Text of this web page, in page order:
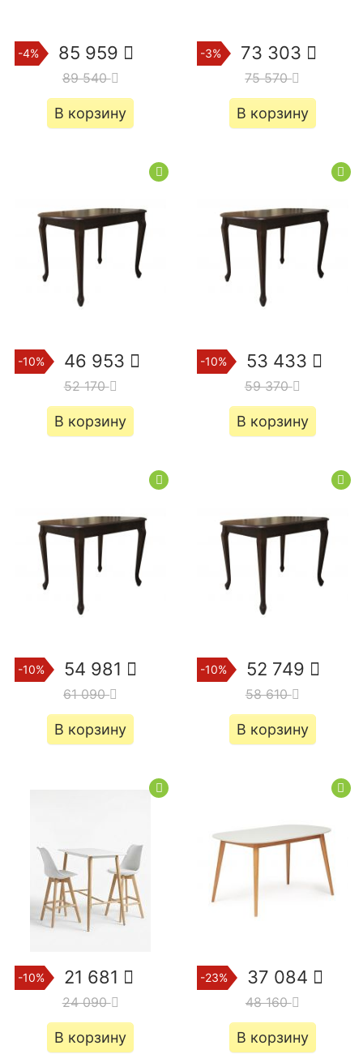
-4% 85 959
89 540
В корзину
-3% 73 303
75 570
В корзину
-10% 46 953
52 170
В корзину
-10% 53 433
59 370
В корзину
-10% 54 981
61 090
В корзину
-10% 52 749
58 610
В корзину
-10% 21 681
24 090
В корзину
-23% 37 084
48 160
В корзину